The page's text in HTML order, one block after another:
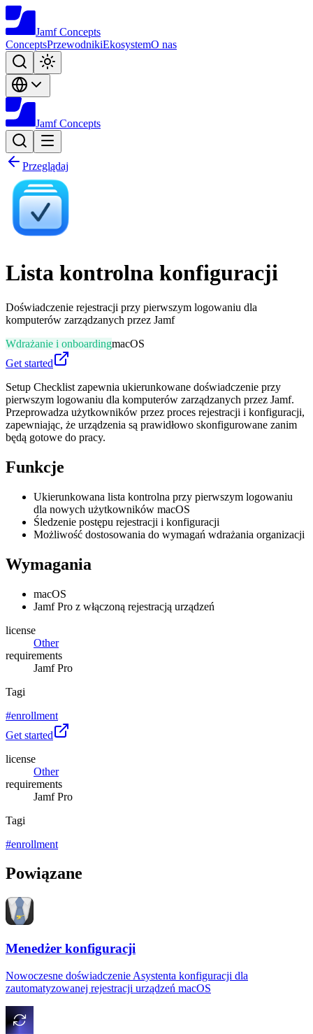
Jamf Concepts
ConceptsPrzewodnikiEkosystemO nas
Jamf Concepts
Przeglądaj
Lista kontrolna konfiguracji
Doświadczenie rejestracji przy pierwszym logowaniu dla
komputerów zarządzanych przez Jamf
Wdrażanie i onboardingmacOS
Get started
Setup Checklist zapewnia ukierunkowane doświadczenie przy
pierwszym logowaniu dla komputerów zarządzanych przez Jamf.
Przeprowadza użytkowników przez proces rejestracji i konfiguracji,
zapewniając, że urządzenia są prawidłowo skonfigurowane zanim
będą gotowe do pracy.
Funkcje
Ukierunkowana lista kontrolna przy pierwszym logowaniu
dla nowych użytkowników macOS
Śledzenie postępu rejestracji i konfiguracji
Możliwość dostosowania do wymagań wdrażania organizacji
Wymagania
macOS
Jamf Pro z włączoną rejestracją urządzeń
license
Other
requirements
Jamf Pro
Tagi
#enrollment
Get started
license
Other
requirements
Jamf Pro
Tagi
#enrollment
Powiązane
Menedżer konfiguracji
Nowoczesne doświadczenie Asystenta konfiguracji dla
zautomatyzowanej rejestracji urządzeń macOS